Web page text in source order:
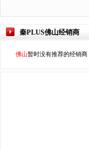
秦PLUS佛山经销商
佛山暂时没有推荐的经销商